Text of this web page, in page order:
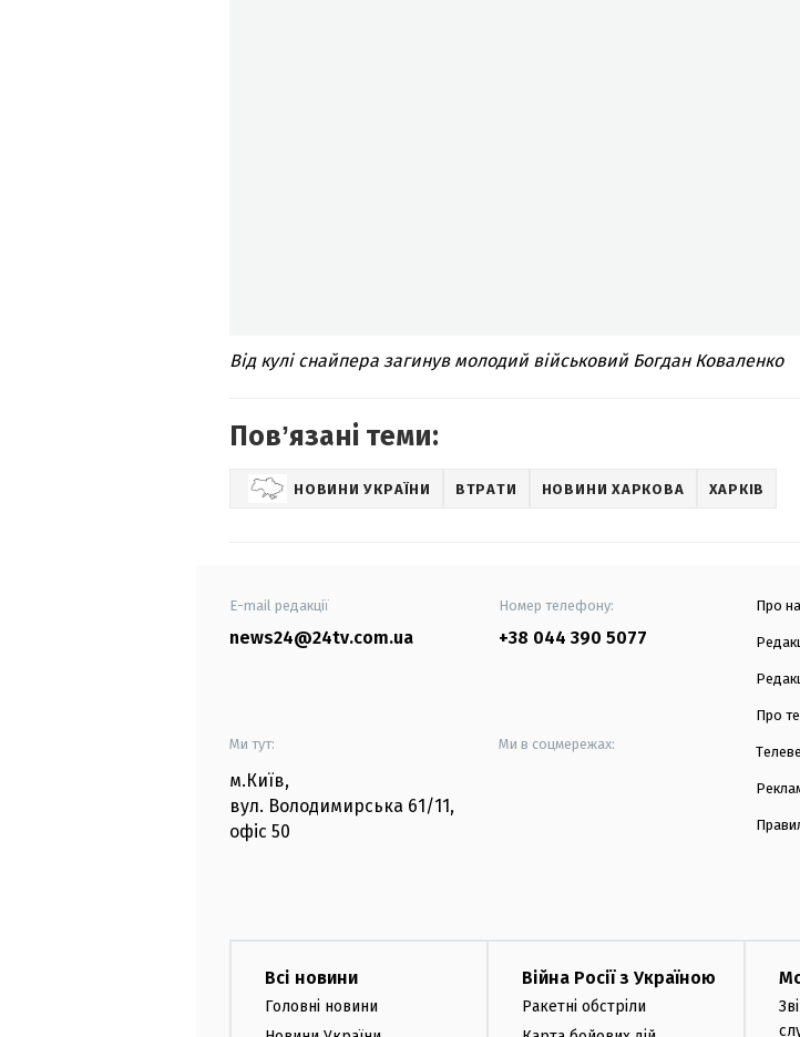
Від кулі снайпера загинув молодий військовий Богдан Коваленко
Повʼязані теми:
НОВИНИ УКРАЇНИ ВТРАТИ НОВИНИ ХАРКОВА ХАРКІВ
E-mail редакції
news24@24tv.com.ua
Номер телефону:
+38 044 390 5077
Ми тут:
м.Київ,
вул. Володимирська 61/11,
офіс 50
Ми в соцмережах:
Про
Про
Всі новини
Головні новини
Війна Росії з Україною
Ракетні обстріли